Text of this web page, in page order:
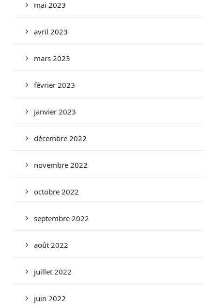
mai 2023
avril 2023
mars 2023
février 2023
janvier 2023
décembre 2022
novembre 2022
octobre 2022
septembre 2022
août 2022
juillet 2022
juin 2022